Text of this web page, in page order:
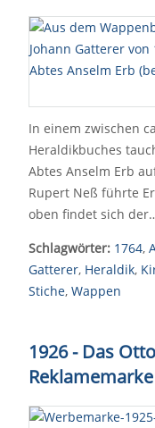
In einem zwischen
Heraldikbuches
Abtes Anselm Erb
Rupert Neß führte
oben findet sich
Schlagwörter: 1764,
Gatterer, Heraldik,
Stiche, Wappen
1926 - Das